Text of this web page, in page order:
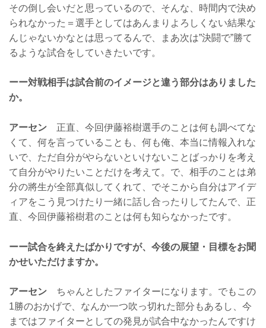
その倒し会いだと思っているので、そんな、時間内で決め
られなかった＝選手としてはあんまりよろしくない結果な
んじゃないかなとは思ってるんで、まあ次は”決闘で”勝て
るような試合をしていきたいです。
ーー対戦相手は試合前のイメージと違う部分はありました
か。
アーセン 正直、今回伊藤裕樹選手のことは何も調べてな
くて、何を言っていることも、何も俺、本当に情報入れな
いで、ただ自分がやらないといけないことばっかりを考え
て自分がやりたいことだけを考えて。で、相手のことは弟
分の將生が全部真似してくれて、でそこから自分はアイデ
ィアをこう見つけたり一緒に話し合ったりしてたんで、正
直、今回伊藤裕樹君のことは何も知らなかったです。
ーー試合を終えたばかりですが、今後の展望・目標をお聞
かせいただけますか。
アーセン ちゃんとしたファイターになります。でもこの
1勝のおかげで、なんか一つ吹っ切れた部分もあるし、今
まではファイターとしての発見が試合中なかったんですけ